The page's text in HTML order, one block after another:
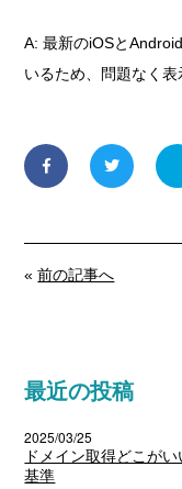
A: 最新のiOSと
いるため、問題なく表
«前の記事へ
最近の投稿
2025/03/25
ドメイン取得どこが
基準